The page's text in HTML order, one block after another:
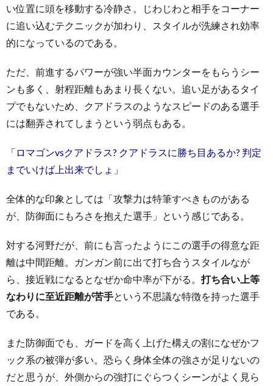
い位置に頭を移動する冷静さ。じわじわと相手をコーナー
に追い込むテクニックが加わり、スタイルが洗練され効率
的になっているのである。
ただ、前進するパワーが強い半面カウンターをもらうシー
ンも多く、射程距離もあまり長くない。追い足があるタイ
プでもないため、クアドラスのようなスピードのある選手
には翻弄されてしまうという弱点もある。
「ロマゴンvsクアドラス? クアドラスに勝ち目あるか? 判定
までいけば上出来でしょ」
全体的な印象としては「攻撃力は特筆すべきものがある
が、防御面にもろさを抱えた選手」という感じである。
対する河野だが、前にも言ったようにこの選手の得意な距
離は中間距離。ガンガン前に出て打ち合うスタイルなが
ら、接近戦になるとなぜか命中率が下がる。打ち合い上等
なわりに至近距離が苦手という不思議な特徴を持った選手
である。
また防御面でも、ガードを高く上げた構えの割になぜかフ
ック系の被弾が多い。恐らく身体全体の強さが足りないの
だと思うが、外側からの強打にぐらつくシーンがよく見ら